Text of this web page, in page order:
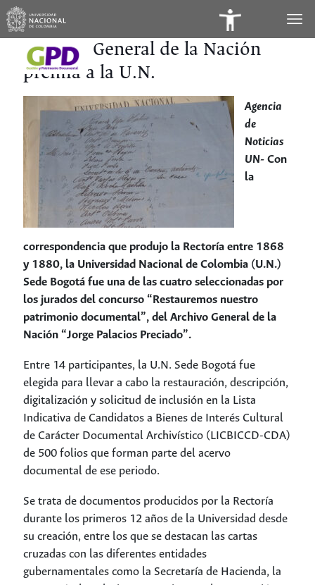
de
Archivo General de la Nación
premia a la U.N.
Agencia
de
Noticias
UN- Con
la
correspondencia que produjo la Rectoría entre 1868
y 1880, la Universidad Nacional de Colombia (U.N.)
Sede Bogotá fue una de las cuatro seleccionadas por
los jurados del concurso “Restauremos nuestro
patrimonio documental”, del Archivo General de la
Nación “Jorge Palacios Preciado”.
Entre 14 participantes, la U.N. Sede Bogotá fue
elegida para llevar a cabo la restauración, descripción,
digitalización y solicitud de inclusión en la Lista
Indicativa de Candidatos a Bienes de Interés Cultural
de Carácter Documental Archivístico (LICBICCD-CDA)
de 500 folios que forman parte del acervo
documental de ese periodo.
Se trata de documentos producidos por la Rectoría
durante los primeros 12 años de la Universidad desde
su creación, entre los que se destacan las cartas
cruzadas con las diferentes entidades
gubernamentales como la Secretaría de Hacienda, la